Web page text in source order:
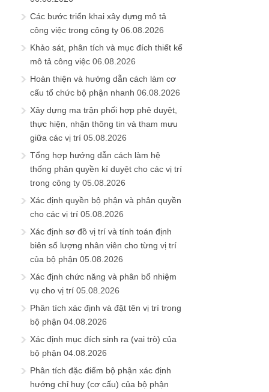
Các bước triển khai xây dựng mô tả
công việc trong công ty 06.08.2026
Khảo sát, phân tích và mục đích thiết kế
mô tả công việc 06.08.2026
Hoàn thiện và hướng dẫn cách làm cơ
cấu tổ chức bộ phận nhanh 06.08.2026
Xây dựng ma trận phối hợp phê duyệt,
thực hiện, nhận thông tin và tham mưu
giữa các vị trí 05.08.2026
Tổng hợp hướng dẫn cách làm hệ
thống phân quyền kí duyệt cho các vị trí
trong công ty 05.08.2026
Xác định quyền bộ phận và phân quyền
cho các vị trí 05.08.2026
Xác định sơ đồ vị trí và tính toán định
biên số lượng nhân viên cho từng vị trí
của bộ phận 05.08.2026
Xác định chức năng và phân bổ nhiệm
vụ cho vị trí 05.08.2026
Phân tích xác định và đặt tên vị trí trong
bộ phận 04.08.2026
Xác định mục đích sinh ra (vai trò) của
bộ phận 04.08.2026
Phân tích đặc điểm bộ phận xác định
hướng chỉ huy (cơ cấu) của bộ phận